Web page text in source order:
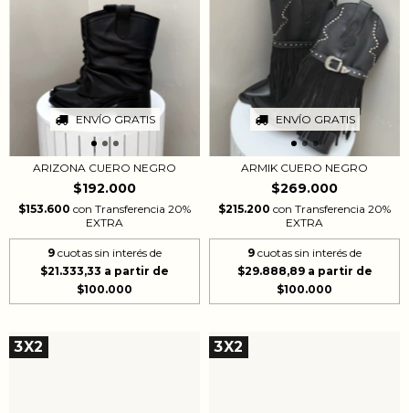
ENVÍO GRATIS
ARIZONA CUERO NEGRO
$192.000
$153.600 con Transferencia 20%
EXTRA
9 cuotas sin interés de
$21.333,33
ENVÍO GRATIS
ARMIK CUERO NEGRO
$269.000
$215.200 con Transferencia 20%
EXTRA
9 cuotas sin interés de
$29.888,89
3X2 3X2